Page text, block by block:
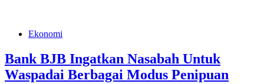
Ekonomi
Bank BJB Ingatkan Nasabah Untuk
Waspadai Berbagai Modus Penipuan